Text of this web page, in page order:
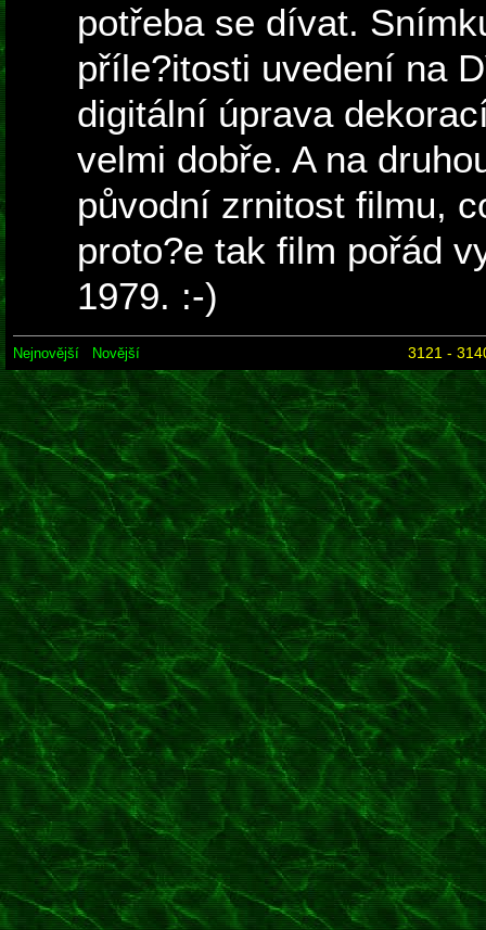
potřeba se dívat.
příle?itosti uvedení na
digitální úprava
velmi dobře. A na
původní zrnitost filmu,
proto?e tak film pořád
1979. :-)
Nejnovější Novější 3121 -